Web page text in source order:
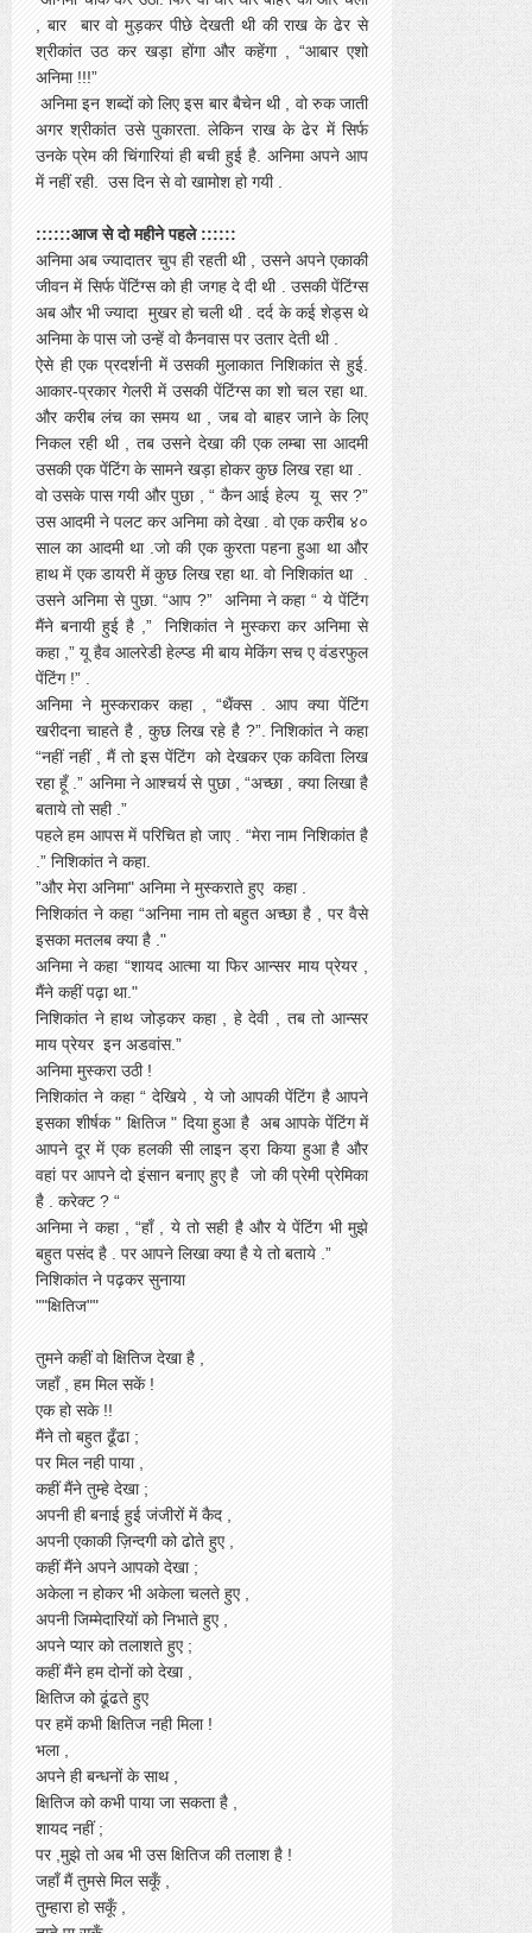
, बार बार वो मुड़कर पीछे देखती थी की राख के ढेर से
श्रीकांत उठ कर खड़ा होंगा और कहेंगा , “आबार एशो
अनिमा !!!”
अनिमा इन शब्दों को लिए इस बार बैचेन थी , वो रुक जाती
अगर श्रीकांत उसे पुकारता. लेकिन राख के ढेर में सिर्फ
उनके प्रेम की चिंगारियां ही बची हुई है. अनिमा अपने आप
में नहीं रही. उस दिन से वो खामोश हो गयी .
::::::आज से दो महीने पहले ::::::
अनिमा अब ज्यादातर चुप ही रहती थी , उसने अपने एकाकी
जीवन में सिर्फ पेंटिंग्स को ही जगह दे दी थी . उसकी पेंटिंग्स
अब और भी ज्यादा मुखर हो चली थी . दर्द के कई शेड्स थे
अनिमा के पास जो उन्हें वो कैनवास पर उतार देती थी .
ऐसे ही एक प्रदर्शनी में उसकी मुलाकात निशिकांत से हुई.
आकार-प्रकार गेलरी में उसकी पेंटिंग्स का शो चल रहा था.
और करीब लंच का समय था , जब वो बाहर जाने के लिए
निकल रही थी , तब उसने देखा की एक लम्बा सा आदमी
उसकी एक पेंटिंग के सामने खड़ा होकर कुछ लिख रहा था .
वो उसके पास गयी और पुछा , “ कैन आई हेल्प यू सर ?”
उस आदमी ने पलट कर अनिमा को देखा . वो एक करीब ४०
साल का आदमी था .जो की एक कुरता पहना हुआ था और
हाथ में एक डायरी में कुछ लिख रहा था. वो निशिकांत था .
उसने अनिमा से पुछा. “आप ?” अनिमा ने कहा “ ये पेंटिंग
मैंने बनायी हुई है ,” निशिकांत ने मुस्करा कर अनिमा से
कहा ,” यू हैव आलरेडी हेल्प्ड मी बाय मेकिंग सच ए वंडरफुल
पेंटिंग !” .
अनिमा ने मुस्कराकर कहा , “थैंक्स . आप क्या पेंटिंग
खरीदना चाहते है , कुछ लिख रहे है ?”. निशिकांत ने कहा
“नहीं नहीं , मैं तो इस पेंटिंग को देखकर एक कविता लिख
रहा हूँ .” अनिमा ने आश्चर्य से पुछा , “अच्छा , क्या लिखा है
बताये तो सही .”
पहले हम आपस में परिचित हो जाए . “मेरा नाम निशिकांत है
.” निशिकांत ने कहा.
”और मेरा अनिमा" अनिमा ने मुस्कराते हुए कहा .
निशिकांत ने कहा “अनिमा नाम तो बहुत अच्छा है , पर वैसे
इसका मतलब क्या है ."
अनिमा ने कहा “शायद आत्मा या फिर आन्सर माय प्रेयर ,
मैंने कहीं पढ़ा था."
निशिकांत ने हाथ जोड़कर कहा , हे देवी , तब तो आन्सर
माय प्रेयर इन अडवांस.”
अनिमा मुस्करा उठी !
निशिकांत ने कहा “ देखिये , ये जो आपकी पेंटिंग है आपने
इसका शीर्षक " क्षितिज " दिया हुआ है अब आपके पेंटिंग में
आपने दूर में एक हलकी सी लाइन ड्रा किया हुआ है और
वहां पर आपने दो इंसान बनाए हुए है जो की प्रेमी प्रेमिका
है . करेक्ट ? “
अनिमा ने कहा , “हाँ , ये तो सही है और ये पेंटिंग भी मुझे
बहुत पसंद है . पर आपने लिखा क्या है ये तो बताये .”
निशिकांत ने पढ़कर सुनाया
""क्षितिज""
तुमने कहीं वो क्षितिज देखा है ,
जहाँ , हम मिल सकें !
एक हो सके !!
मैंने तो बहुत ढूँढा ;
पर मिल नही पाया ,
कहीं मैंने तुम्हे देखा ;
अपनी ही बनाई हुई जंजीरों में कैद ,
अपनी एकाकी ज़िन्दगी को ढोते हुए ,
कहीं मैंने अपने आपको देखा ;
अकेला न होकर भी अकेला चलते हुए ,
अपनी जिम्मेदारियों को निभाते हुए ,
अपने प्यार को तलाशते हुए ;
कहीं मैंने हम दोनों को देखा ,
क्षितिज को ढूंढते हुए
पर हमें कभी क्षितिज नही मिला !
भला ,
अपने ही बन्धनों के साथ ,
क्षितिज को कभी पाया जा सकता है ,
शायद नहीं ;
पर ,मुझे तो अब भी उस क्षितिज की तलाश है !
जहाँ मैं तुमसे मिल सकूँ ,
तुम्हारा हो सकूँ ,